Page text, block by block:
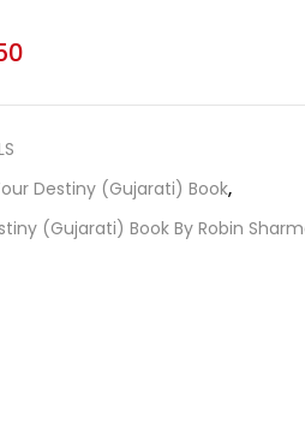
is:
Destiny (Gujarati) Book,
(Gujarati) Book By Robin